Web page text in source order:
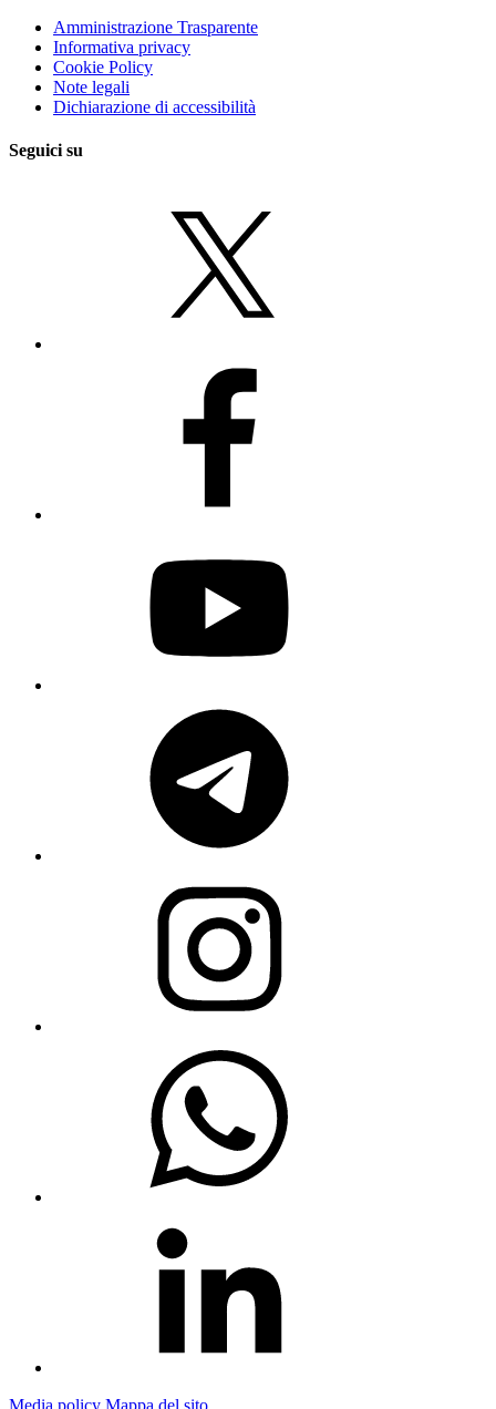
Amministrazione Trasparente
Informativa privacy
Cookie Policy
Note legali
Dichiarazione di accessibilità
Seguici su